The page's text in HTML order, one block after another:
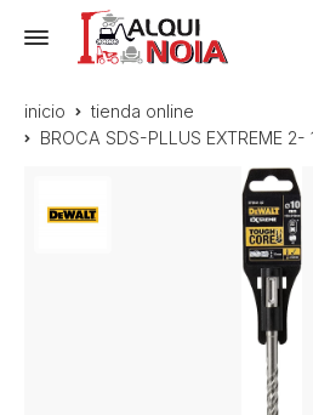
inicio
tienda online
BROCA SDS-PLLUS EXTREME 2-